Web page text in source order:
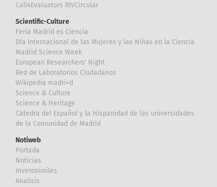
Call4Evaluators RIVCircular
Scientific-Culture
Feria Madrid es Ciencia
Día Internacional de las Mujeres y las Niñas en la Ciencia
Madrid Science Week
European Researchers' Night
Red de Laboratorios Ciudadanos
Wikipedia madri+d
Science & Culture
Science & Heritage
Cátedra del Español y la Hispanidad de las universidades
de la Comunidad de Madrid
Notiweb
Portada
Noticias
Inverosímiles
Analisis